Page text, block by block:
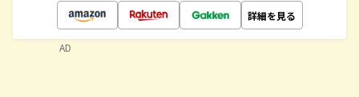
詳細を見る
AD